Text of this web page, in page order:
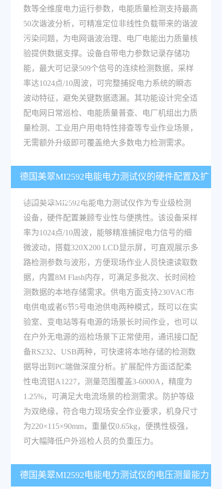
数等全维度电力运行参数，电能质量检测支持最高
50次谐波分析，可精准定位非线性负载带来的谐波
污染问题，为电网谐波治理、电厂电能出力质量核
验提供数据支撑。设备自带电力参数记录存储功
能，最大可记录509个信号的连续检测数据，采样
率达1024点/10周波，可完整捕捉电力系统的瞬态
波动特征，避免关键数据遗漏。其功能设计完全适
配电网日常巡检、电能质量普查、电厂机组出力质
量检测、工业用户用电特性排查等专业作业场景，
无需额外升级即可覆盖绝大多数电力检测需求。
德国美翠MI2592电能电力测试仪的硬件配置及扩
展配件参数有哪些？
德国美翠MI2592电能电力测试仪作为专业级检测
设备，硬件配置兼顾专业性与便携性。该设备采样
率为1024点/10周波，能够精准捕捉电力信号的细
微波动，搭载320X200 LCD显示屏，可直观展示多
路检测参数与波形，方便现场作业人员快速读取数
据，内置8M Flash内存，可满足多批次、长时间检
测数据的本地存储需求。供电方面支持230VAC市
电供电或者6节5号电池供电两种模式，既可以在实
验室、变电站等有电源的场景长时间作业，也可以
在户外无电源的巡检场景下正常使用，通讯接口配
备RS232、USB两种，可快速将本地存储的检测数
据导出到PC端做深度分析。扩展配件方面适配柔
性电流钳A1227，测量范围覆盖3-6000A，精度为
1.25%，可满足大电流场景的检测需求。防护等级
为双绝缘，符合电力现场安全作业要求，机身尺寸
为220×115×90mm，重量仅0.65kg，便携性极强，
可大幅降低户外巡检人员的负重压力。
德国美翠MI2592电能电力测试仪的电压测量能力